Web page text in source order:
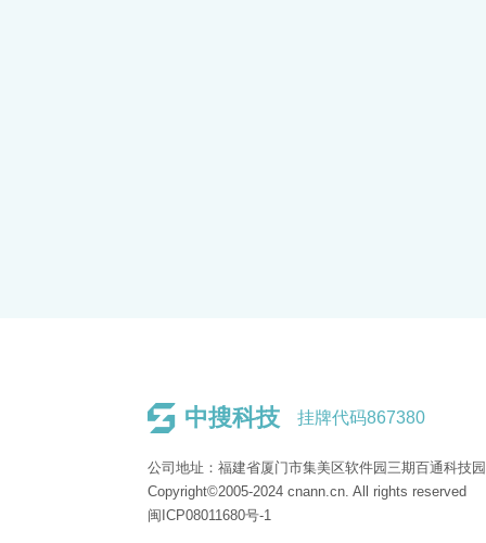
中搜科技 挂牌代码867380
公司地址：福建省厦门市集美区软件园三期百通科技
Copyright©2005-2024 cnann.cn. All rights reserved
闽ICP08011680号-1